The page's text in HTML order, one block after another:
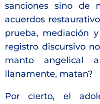
sanciones sino de
acuerdos
prueba, mediación
registro discursivo
manto angelical
llanamente, matan?
Por cierto, el